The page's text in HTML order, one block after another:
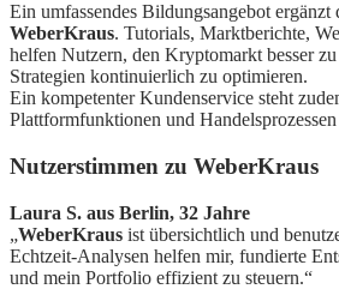
Ein umfassendes Bildungsangebot
WeberKraus. Tutorials, Marktberichte,
helfen Nutzern, den Kryptomarkt besser
Strategien kontinuierlich zu optimieren.
Ein kompetenter Kundenservice steht
Plattformfunktionen und
Nutzerstimmen zu WeberKraus
Laura S. aus Berlin, 32 Jahre
„WeberKraus ist übersichtlich und
Echtzeit-Analysen helfen mir, fundierte
und mein Portfolio effizient zu steuern.“